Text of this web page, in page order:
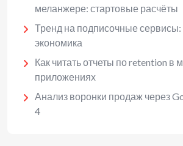
меланжере: стартовые расчёты
Тренд на подписочные
экономика
Как читать отчеты по retention в
приложениях
Анализ воронки продаж через
4